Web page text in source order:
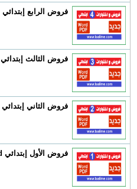
فروض الرابع إبتدائي word و pdf
فروض الثالث إبتدائي word و pdf
فروض الثاني إبتدائي word و pdf
فروض الأول إبتدائي word و pdf